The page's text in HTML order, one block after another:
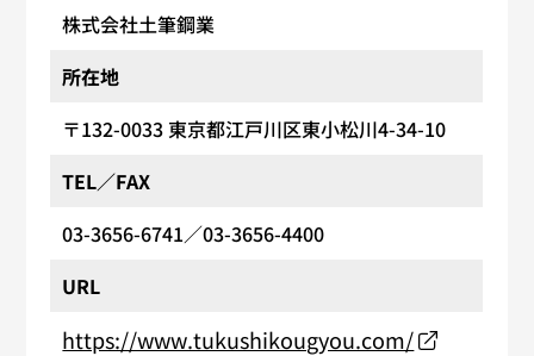
株式会社土筆鋼業
所在地
〒132-0033 東京都江戸川区東小松川4-34-10
TEL／FAX
03-3656-6741／03-3656-4400
URL
https://www.tukushikougyou.com/